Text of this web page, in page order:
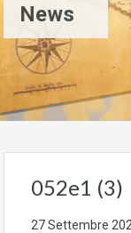
News
052e1 (3)
27 Settembre